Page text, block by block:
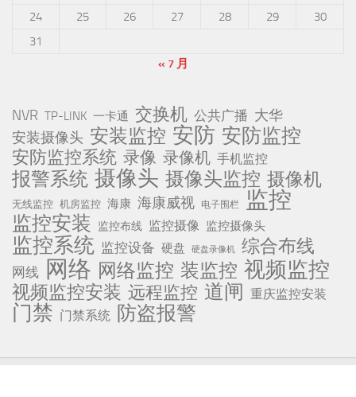
24
25 26 27 28 29
30
31
« 7 月
NVR TP-LINK 一卡通 交换机 公共广播 大华
安装摄像头 安装监控 安防 安防监控
安防监控系统 录像 录像机 手机监控
报警系统 摄像头 摄像头监控 摄像机
无线监控 机房监控 海康 海康威视 电子围栏 监控
监控安装 监控布线 监控摄像 监控摄像头
监控系统 监控设备 硬盘 硬盘录像机 综合布线
网线 网络 网络监控 装监控 视频监控
视频监控安装 远程监控 道闸 重庆监控安装
门禁 门禁系统 防盗报警